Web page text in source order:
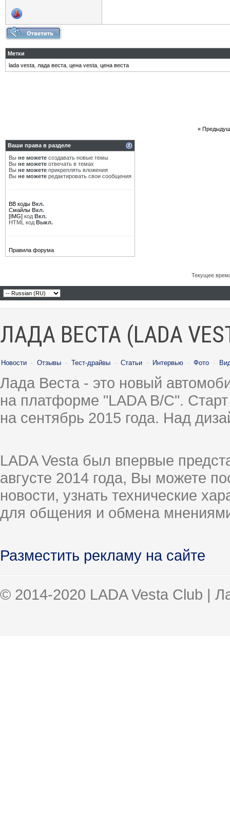
Метки
lada vesta лада веста цена vesta цена веста
«
Ваши права в разделе
Вы не можете создавать новые темы
Вы не можете отвечать в темах
Вы не можете прикреплять вложения
Вы не можете редактировать свои сообщения
BB коды Вкл.
Смайлы Вкл.
[IMG] код Вкл.
HTML код Выкл.
Правила форума
Текущее
ЛАДА ВЕСТА (LADA
Новости · Отзывы · Тест-драйвы · Статьи · Интервью · Фото ·
Лада Веста - это новый
на платформе "LADA B/C".
на сентябрь 2015 года. Над
LADA Vesta был впервые
августе 2014 года, Вы можете
новости, узнать технические
для общения и обмена
Разместить рекламу на сайте
© 2014-2020 LADA Vesta Club |